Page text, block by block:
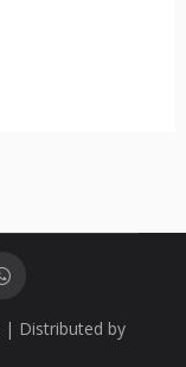
| Distributed by